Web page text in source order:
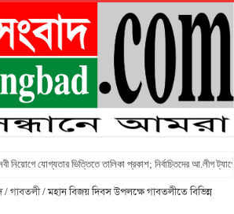
নিয়োগে যোগ্যতার ভিত্তিতে তালিকা প্রকাশ; নির্বাচিতদের আ.লীগ
/গাবতলী/মহান বিজয় দিবস উপলক্ষে গাবতলীতে বিভিন্ন